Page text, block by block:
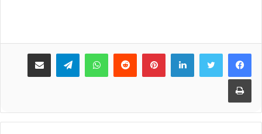
لينكدإنبينتيريست واتسابتيلقرام مشاركة عبر البريد
طباعة